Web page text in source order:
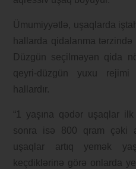
Ümumiyyətlə, uşaqlarda
hallarda qidalanma
Düzgün seçilməyən qida
qeyri-düzgün yuxu rejimi
hallardır.
“1 yaşına qədər uşaqlar
sonra isə 800 qram çəki
uşaqlar artıq yemək
keçdiklərinə görə onlarda